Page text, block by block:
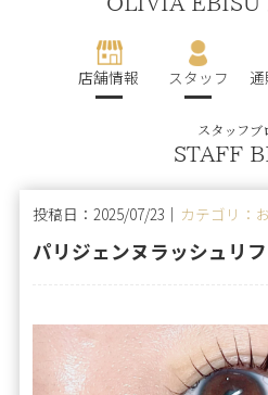
店舗情報 スタッフ
スタッフブ
STAFF
投稿日：2025/07/23｜ カテゴリ：
パリジェンヌラッシュリ